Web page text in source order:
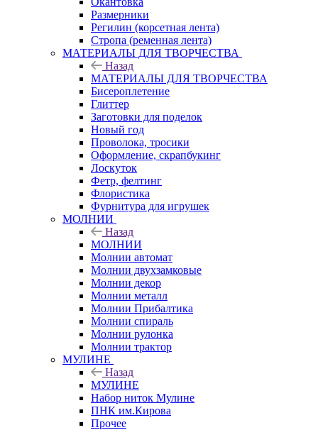
Размерники
Регилин (корсетная лента)
Стропа (ременная лента)
МАТЕРИАЛЫ ДЛЯ ТВОРЧЕСТВА
Назад
МАТЕРИАЛЫ ДЛЯ ТВОРЧЕСТВА
Бисероплетение
Глиттер
Заготовки для поделок
Новый год
Проволока, тросики
Оформление, скрапбукинг
Лоскуток
Фетр, фелтинг
Флористика
Фурнитура для игрушек
МОЛНИИ
Назад
МОЛНИИ
Молнии автомат
Молнии двухзамковые
Молнии декор
Молнии металл
Молнии Прибалтика
Молнии спираль
Молнии рулонка
Молнии трактор
МУЛИНЕ
Назад
МУЛИНЕ
Набор ниток Мулине
ПНК им.Кирова
Прочее